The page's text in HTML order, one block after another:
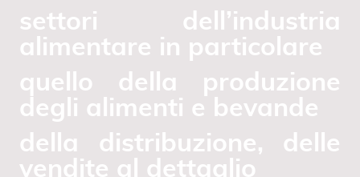
settori dell’industria
alimentare in particolare
quello della produzione
degli alimenti e bevande
della distribuzione, delle
vendite al dettaglio